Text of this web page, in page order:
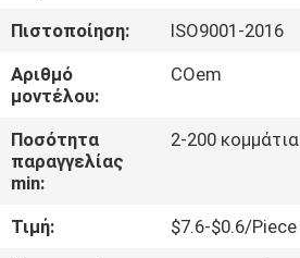
ΣΧΕΤΙΚΆ
ΜΕ
ΕΜΆΣ
ΕΠΙΣΚΈΨΕΙΣ
ΣΤΟ
Πιστοποίηση:
ISO9001-2016
Αριθμό
μοντέλου:
COem
Ποσότητα
παραγγελίας
min:
2-200 κομμάτια
Τιμή:
$7.6-$0.6/Piece